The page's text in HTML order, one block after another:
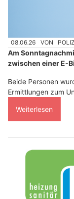
08.06.26 VON
Am
zwischen einer E-
Beide Personen
Ermittlungen zum
Weiterlesen